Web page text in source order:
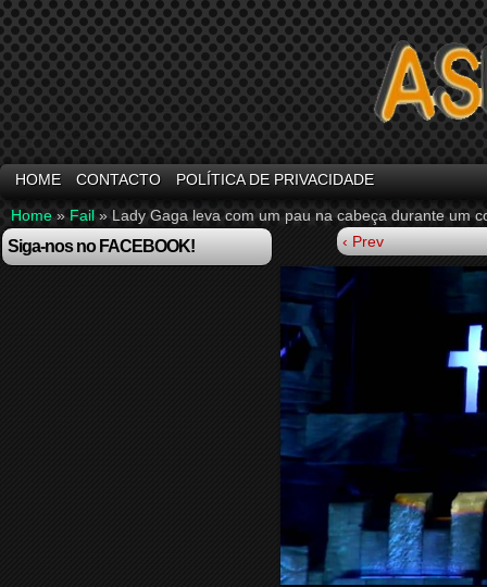
HOME CONTACTO POLÍTICA DE PRIVACIDADE
Home » Fail » Lady Gaga leva com um pau na cabeça durante um
Siga-nos no FACEBOOK! ‹ Prev